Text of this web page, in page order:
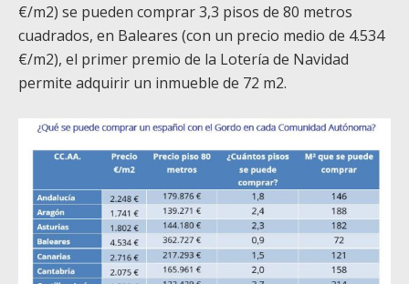
€/m2) se pueden comprar 3,3 pisos de 80 metros
cuadrados, en Baleares (con un precio medio de 4.534
€/m2), el primer premio de la Lotería de Navidad
permite adquirir un inmueble de 72 m2.